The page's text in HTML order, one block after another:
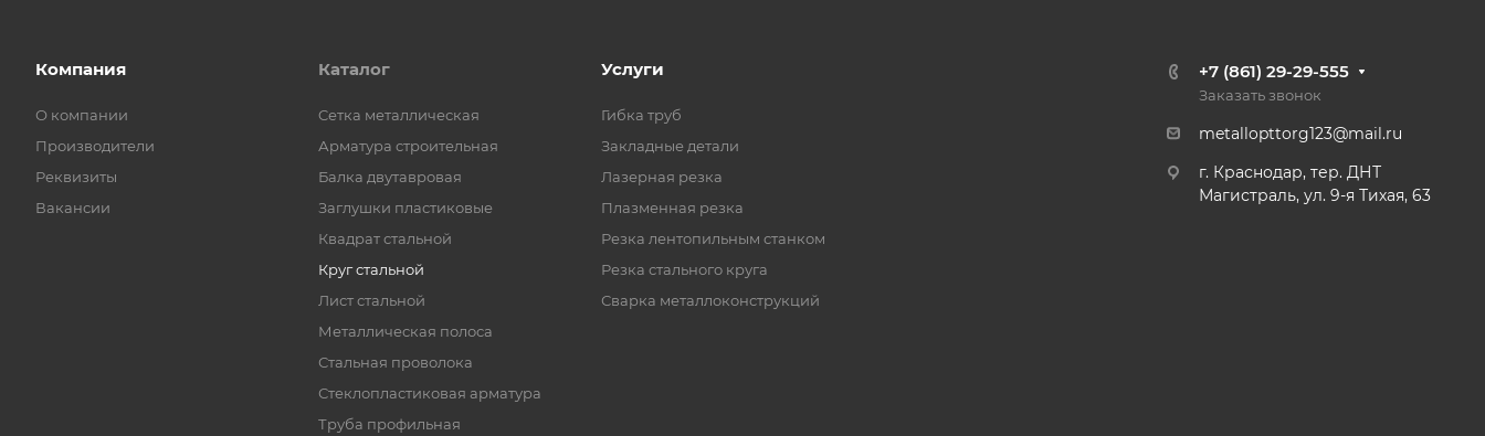
Компания
О компании
Производители
Реквизиты
Вакансии
Каталог
Cетка металлическая
Арматура строительная
Балка двутавровая
Заглушки пластиковые
Квадрат стальной
Круг стальной
Лист стальной
Металлическая полоса
Стальная проволока
Стеклопластиковая арматура
Труба профильная
Услуги
Гибка труб
Закладные детали
Лазерная резка
Плазменная резка
Резка лентопильным станком
Резка стального круга
Сварка металлоконструкций
+7 (861) 29-29-555
Заказать звонок
metallopttorg123@mail.ru
г. Краснодар, тер. ДНТ
Магистраль, ул. 9-я Тихая, 63